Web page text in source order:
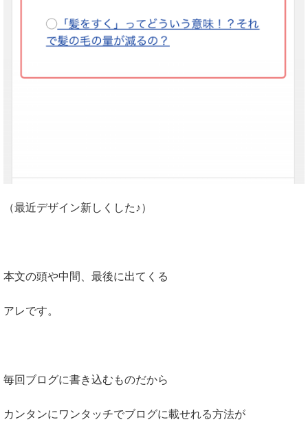
（最近デザイン新しくした♪）
本文の頭や中間、最後に出てくる
アレです。
毎回ブログに書き込むものだから
カンタンにワンタッチでブログに載せれる方法が